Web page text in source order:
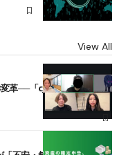
View All
革──「cJPY」とAIの融合